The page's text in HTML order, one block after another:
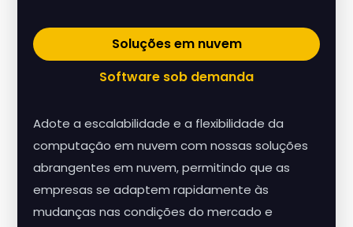
Soluções em nuvem
Software sob demanda
Adote a escalabilidade e a flexibilidade da
computação em nuvem com nossas soluções
abrangentes em nuvem, permitindo que as
empresas se adaptem rapidamente às
mudanças nas condições do mercado e